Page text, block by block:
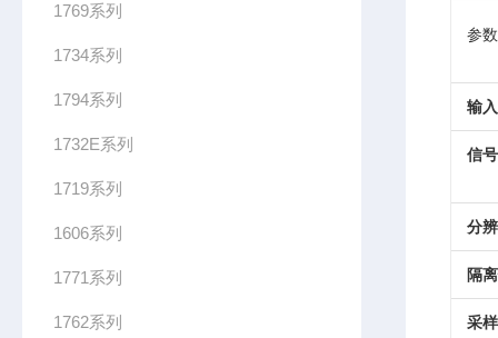
1769系列
1734系列
1794系列
1732E系列
1719系列
1606系列
1771系列
1762系列
参
输
信
分
隔
采